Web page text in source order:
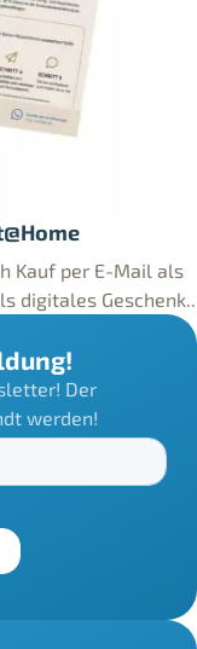
Kauf per E-Mail als
digitales Geschenk..
Der
werden!